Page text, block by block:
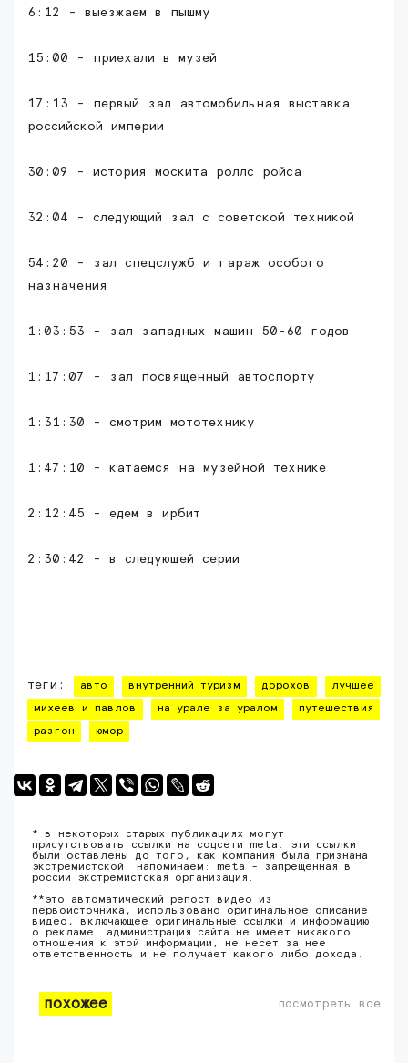
6:12 - выезжаем в пышму
15:00 - приехали в музей
17:13 - первый зал автомобильная выставка
российской империи
30:09 - история москита роллс ройса
32:04 - следующий зал с советской техникой
54:20 - зал спецслужб и гараж особого
назначения
1:03:53 - зал западных машин 50-60 годов
1:17:07 - зал посвященный автоспорту
1:31:30 - смотрим мототехнику
1:47:10 - катаемся на музейной технике
2:12:45 - едем в ирбит
2:30:42 - в следующей серии
теги: авто внутренний туризм дорохов лучшее
михеев и павлов на урале за уралом путешествия
разгон юмор
* в некоторых старых публикациях могут
присутствовать ссылки на соцсети meta. эти ссылки
были оставлены до того, как компания была признана
экстремистской. напоминаем: meta - запрещенная в
россии экстремистская организация.
**это автоматический репост видео из
первоисточника, использовано оригинальное описание
видео, включающее оригинальные ссылки и информацию
о рекламе. администрация сайта не имеет никакого
отношения к этой информации, не несет за нее
ответственность и не получает какого либо дохода.
похожее посмотреть все